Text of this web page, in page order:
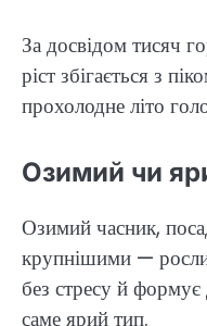
За досвідом тисяч
ріст збігається з
прохолодне літо
Озимий чи
Озимий часник,
крупнішими —
без стресу й
саме ярий тип.